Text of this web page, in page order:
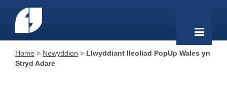
Home > Newyddion > Llwyddiant lleoliad PopUp Wales yn
Stryd Adare